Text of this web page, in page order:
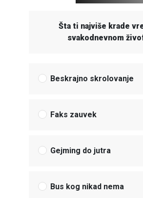
Šta ti najviše krade
svakodnevnom
Beskrajno skrolovanje
Faks zauvek
Gejming do jutra
Bus kog nikad nema